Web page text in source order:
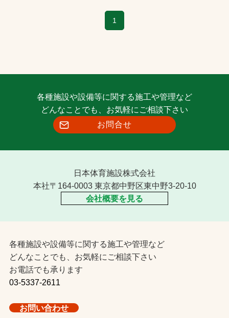
文字の見えづらさや操作にお困りの方へ
1
各種施設や設備等に関する施工や管理など
どんなことでも、お気軽にご相談下さい
お問合せ
日本体育施設株式会社
本社〒164-0003 東京都中野区東中野3-20-10
会社概要を見る
各種施設や設備等に関する施工や管理など
どんなことでも、お気軽にご相談下さい
お電話でも承ります
03-5337-2611
お問い合わせ